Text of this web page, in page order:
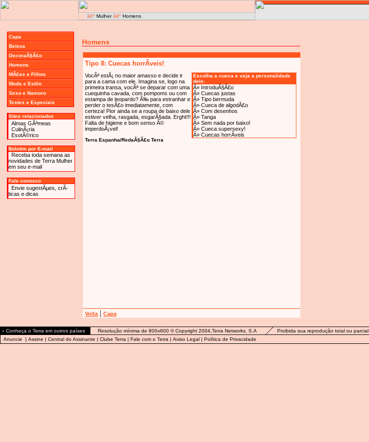
â€º Mulherâ€º Homens
Capa
Beleza
DecoraÃ§Ã£o
Homens
MÃ£es e Filhos
Moda e Estilo
Sexo e Namoro
Testes e Especiais
Sites relacionados
Almas GÃªmeas
CulinÃ¡ria
EsotÃ©rico
Boletim por E-mail
Receba toda semana as
novidades de Terra Mulher
em seu e-mail
Fale conosco
Envie sugestÃµes, crÃ­
ticas e dicas
Homens
Tipo 8: Cuecas horrÃ­veis!
Escolha a cueca e veja a personalidade
dele:
Â» IntroduÃ§Ã£o
Â» Cuecas justas
Â» Tipo bermuda
Â» Cueca de algodÃ£o
Â» Com desenhos
Â» Tanga
Â» Sem nada por baixo!
Â» Cueca supersexy!
Â» Cuecas horrÃ­veis
VocÃª estÃ¡ no maior amasso e decide ir
para a cama com ele. Imagina se, logo na
primeira transa, vocÃª se deparar com uma
cuequinha cavada, com pompoms ou com
estampa de leopardo? Ã‰ para estranhar e
perder o tesÃ£o imediatamente, com
certeza! Pior ainda se a roupa de baixo dele
estiver velha, rasgada, esgarÃ§ada. Erght!!!
Falta de higiene e bom senso Ã©
imperdoÃ¡vel!
Terra Espanha/RedaÃ§Ã£o Terra
Volta | Capa
» Conheça o Terra em outros países Resolução mínima de 800x600 © Copyright 2004,Terra Networks, S.A
Proibida sua reprodução total ou parcial
Anuncie | Assine | Central do Assinante | Clube Terra | Fale com o Terra | Aviso Legal | Política de Privacidade